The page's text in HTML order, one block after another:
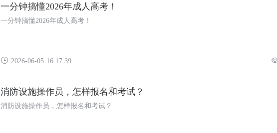
一分钟搞懂2026年成人高考！
一分钟搞懂2026年成人高考！
2026-06-05 16:17:39
消防设施操作员，怎样报名和考试？
消防设施操作员，怎样报名和考试？